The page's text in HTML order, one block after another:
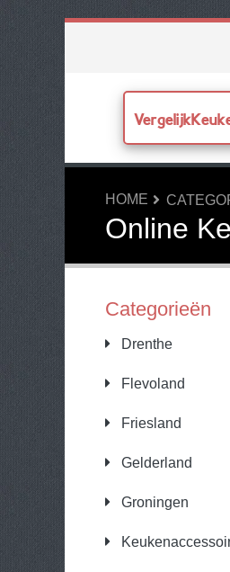
HOME
Online
Categorieën
Drenthe
Flevoland
Friesland
Gelderland
Groningen